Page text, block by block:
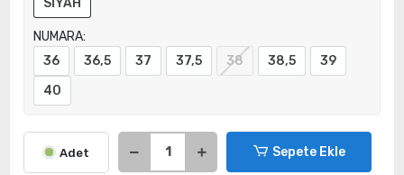
SİYAH
NUMARA:
36
36,5 37 37,5 38 38,5
39
40
Adet Sepete Ekle